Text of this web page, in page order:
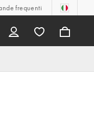
frequenti